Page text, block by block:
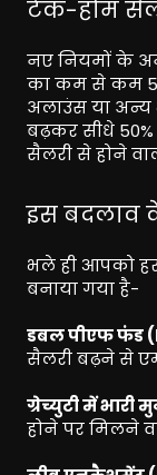
टेक-होम
नए नियमों के
का कम से कम
अलाउंस या अन्य
बढ़कर सीधे
सैलरी से होने
इस बदलाव
भले ही आपको
बनाया गया है-
डबल पीएफ फंड
सैलरी बढ़ने से
ग्रेच्युटी में भारी
होने पर मिलने